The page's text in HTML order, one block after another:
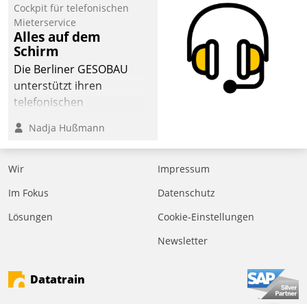
der
Wohnungswirtschaft“.
Bewerben können sich
dafür ein Team
bestehend aus
Wohnungsunternehmen
und PropTech.
Cockpit für telefonischen
Mieterservice
Alles auf dem
Schirm
Die Berliner GESOBAU
unterstützt ihren
telefonischen
digitalen Cockpit, das
situationsbezogen
passende Fragen und
Eine intuitive
Dialogführung ermöglicht
effizienter zu bearbeiten.
Nadja Hußmann
Wir
Im Fokus
Lösungen
Impressum
Datenschutz
Cookie-Einstellungen
Newsletter
Datatrain